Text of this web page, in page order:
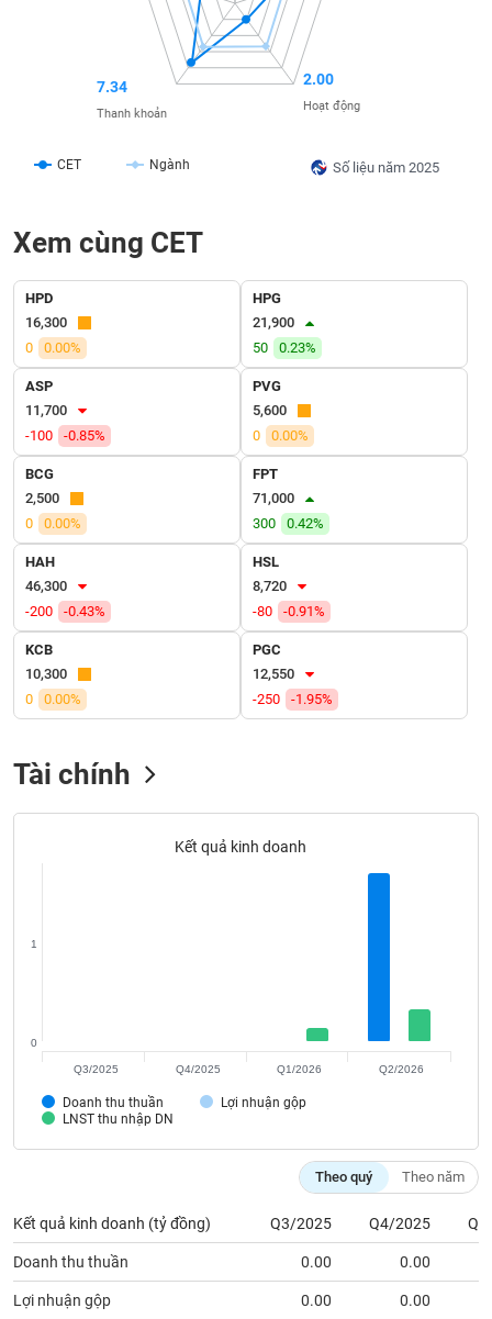
Số liệu năm 2025
CET Ngành
2.00
Hoạt động
7.34
Thanh khoản
Xem cùng CET
HPD
16,300
0
0.00%
HPG
21,900
50
0.23%
ASP
11,700
-100
-0.85%
PVG
5,600
0
0.00%
BCG
2,500
0
0.00%
FPT
71,000
300
0.42%
HAH
46,300
-200
-0.43%
HSL
8,720
-80
-0.91%
KCB
10,300
0
0.00%
PGC
12,550
-250
-1.95%
Tài chính
Kết quả kinh doanh
Doanh thu thuần
Lợi nhuận gộp
LNST thu nhập DN
0
1
Q3/2025 Q4/2025 Q1/2026 Q2/2026
Theo quý Theo năm
Kết quả kinh doanh (tỷ đồng) Q3/2025 Q4/2025
Doanh thu thuần 0.00 0.00
Lợi nhuận gộp 0.00 0.00
TÀI
CÔNG
NGHỆ
THÔNG
TIN
DỊCH
VỤ
TRUYỀN
THÔNG
TIỆN
ÍCH
BẤT
ĐỘNG
(-)
Lãnh
đạo
Tất cả Người nội bộ
(-)
Bài
viết